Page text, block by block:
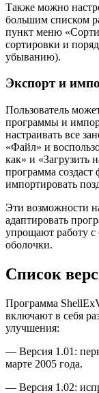
Также можно
большим списком
пункт меню
сортировки и
убыванию).
Экспорт и
Пользователь
программы и
настраивать все
«Файл» и
как» и «Загрузить
программа
импортировать
Эти возможности
адаптировать
упрощают работу
оболочки.
Список
Программа
включают в себя
улучшения:
— Версия 1.01:
марте 2005 года.
— Версия 1.02: